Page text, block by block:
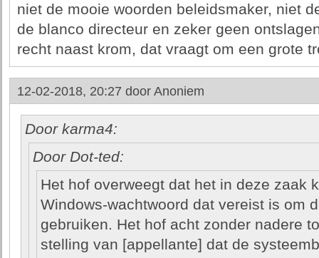
niet de mooie woorden beleidsmaker, niet
de blanco directeur en zeker geen
recht naast krom, dat vraagt om een grote
12-02-2018, 20:27 door Anoniem
Door karma4:
Door Dot-ted:
Het hof overweegt dat het in deze zaak
Windows-wachtwoord dat vereist is om
gebruiken. Het hof acht zonder nadere
stelling van [appellante] dat de